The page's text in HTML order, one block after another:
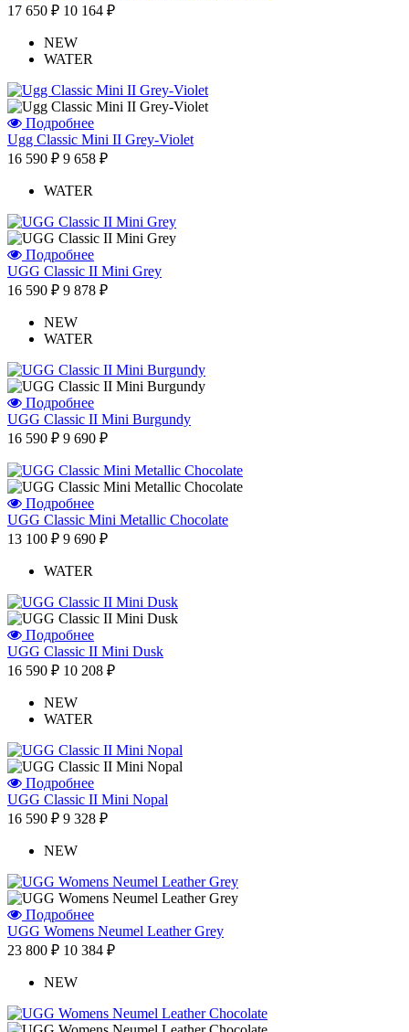
17 650 ₽ 10 164 ₽
NEW
WATER
Подробнее
Ugg Classic Mini II Grey-Violet
16 590 ₽ 9 658 ₽
WATER
Подробнее
UGG Classic II Mini Grey
16 590 ₽ 9 878 ₽
NEW
WATER
Подробнее
UGG Classic II Mini Burgundy
16 590 ₽ 9 690 ₽
Подробнее
UGG Classic Mini Metallic Chocolate
13 100 ₽ 9 690 ₽
WATER
Подробнее
UGG Classic II Mini Dusk
16 590 ₽ 10 208 ₽
NEW
WATER
Подробнее
UGG Classic II Mini Nopal
16 590 ₽ 9 328 ₽
NEW
Подробнее
UGG Womens Neumel Leather Grey
23 800 ₽ 10 384 ₽
NEW